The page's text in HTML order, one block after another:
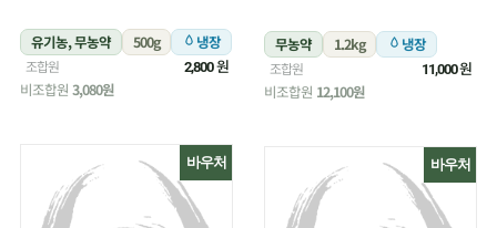
유기농, 무농약 500g 냉장
조합원 2,800원
비조합원 3,080원
무농약 1.2kg 냉장
조합원 11,000원
비조합원 12,100원
바우처 바우처